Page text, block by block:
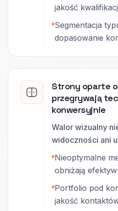
jakość
Segmentacja
dopasowanie
Strony oparte
przegrywają
konwersyjnie
Walor wizualny
widoczności ani
Nieoptymalne
obniżają
Portfolio pod
jakość